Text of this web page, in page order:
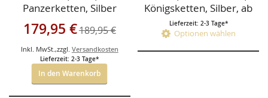
Panzerketten, Silber
Sonderangebot
179,95 €189,95 €
Inkl. MwSt.,zzgl. Versandkosten
Lieferzeit: 2-3 Tage*
In den Warenkorb
Königsketten, Silber, ab
199€
Lieferzeit: 2-3 Tage*
Optionen wählen